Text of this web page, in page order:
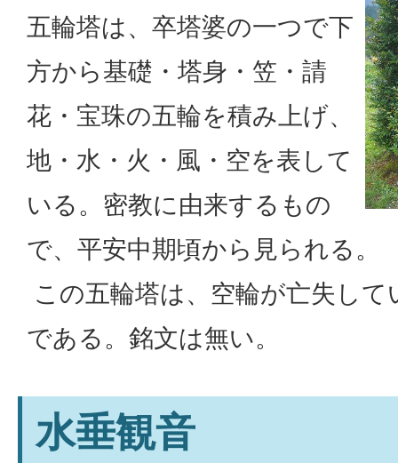
五輪塔は、卒塔婆の一つで下
方から基礎・塔身・笠・請
花・宝珠の五輪を積み上げ、
地・水・火・風・空を表して
いる。密教に由来するもの
で、平安中期頃から見られる。
この五輪塔は、空輪が亡失し
である。銘文は無い。
水垂観音